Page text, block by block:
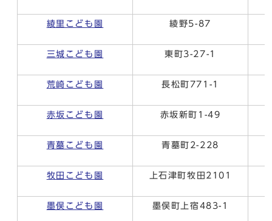
綾里こども園 綾野5-87
三城こども園 東町3-27-1
荒崎こども園 長松町771-1
赤坂こども園 赤坂新町1-49
青墓こども園 青墓町2-228
牧田こども園 上石津町牧田2101
墨俣こども園 墨俣町上宿483-1